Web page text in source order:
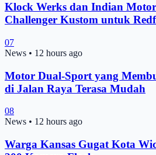
Klock Werks dan Indian
Challenger Kustom untuk
07
News • 12 hours ago
Motor Dual-Sport yang
di Jalan Raya Terasa Mudah
08
News • 12 hours ago
Warga Kansas Gugat Kota